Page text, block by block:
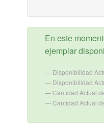
En este
ejemplar
Disponibilidad
Disponibilidad
Cantidad Actual
Cantidad Actual